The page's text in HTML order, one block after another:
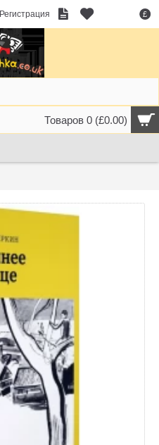
£
Регистрация
Товаров 0 (£0.00)